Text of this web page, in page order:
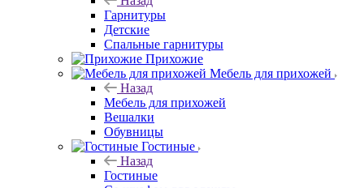
Гарнитуры
Детские
Спальные гарнитуры
Прихожие
Мебель для прихожей
Назад
Мебель для прихожей
Вешалки
Обувницы
Гостиные
Назад
Гостиные